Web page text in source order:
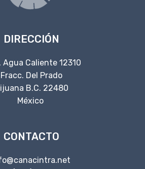
DIRECCIÓN
Agua Caliente 12310
Fracc. Del Prado
B.C. 22480
México
CONTACTO